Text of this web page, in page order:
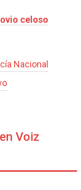
celoso
Nacional
Voiz